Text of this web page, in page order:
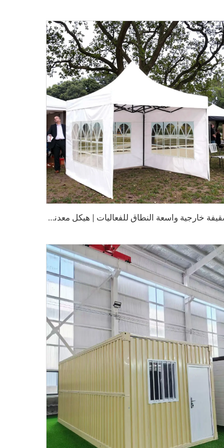
س
قيفة خارجية واسعة النطاق للفعاليات | هيكل معدني من الألومنيوم مقاوم للماء للاستخدام التجاري